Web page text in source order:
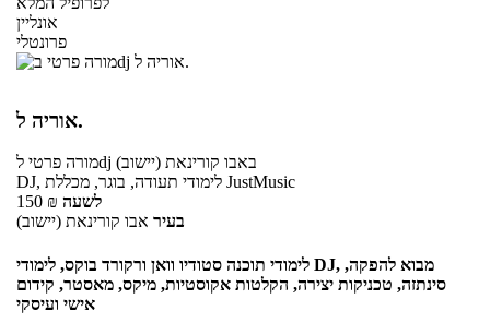
אונליין
פרונטלי
אוריה ל.
מורה פרטילdj באבו קורינאת (יישוב)
DJ, לימודי תעודה, בוגר, מכללת JustMusic
150 ₪ לשעה
בעיר אבו קורינאת (יישוב)
לימודי תוכנה סטודיו וואן ורקורד בוקס, לימודי DJ, מבוא להפקה,
סינתזה, טכניקות יצירה, הקלטות אקוסטיות, מיקס, מאסטר, קידום
אישי ועיסקי